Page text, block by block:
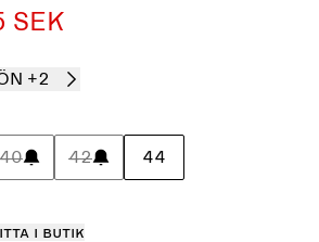
SEK
+2
40 42 44
i butik